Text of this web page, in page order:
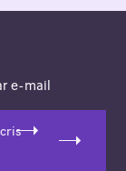
e-mail